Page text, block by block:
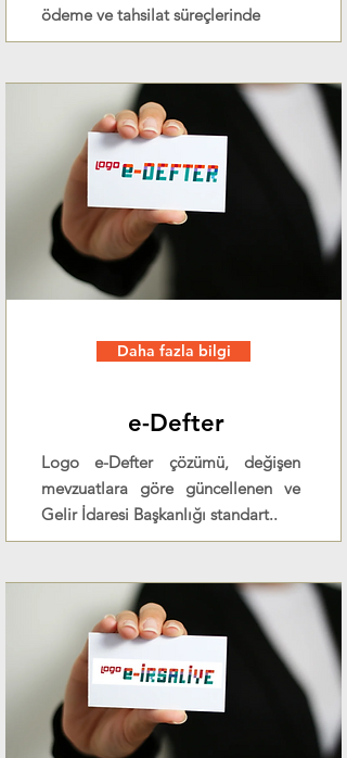
ödeme ve tahsilat süreçlerinde
Daha fazla bilgi
e-Defter
Logo e-Defter çözümü, değişen
mevzuatlara göre güncellenen ve
Gelir İdaresi Başkanlığı standart..